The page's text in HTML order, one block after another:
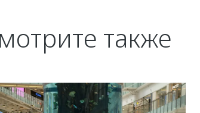
также